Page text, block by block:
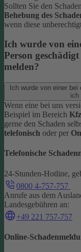
Sollten Sie den
Behebung des
wenn diese
Ich wurde von
Person
melden?
Ich wurde von einer
ich
Wenn eine bei uns
Beispiel im Bereich
gerne den Schaden
telefonisch oder per
Telefonische
24-Stunden-Hotline,
0800 4-757-757
Anrufe aus dem
Landesgebühren an:
+49 221 757-757
Online-